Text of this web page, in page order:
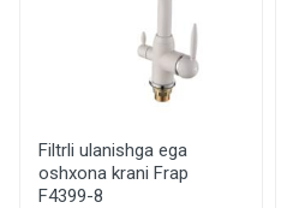
Filtrli ulanishga ega
oshxona krani Frap
F4399-8